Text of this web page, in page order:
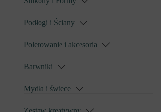
Podłogi i Ściany
Polerowanie i akcesoria
Barwniki
Mydła i świece